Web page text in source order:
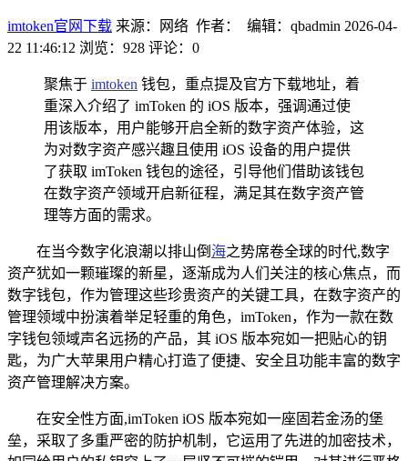
imtoken官网下载 来源：网络 作者： 编辑：qbadmin 2026-04-
22 11:46:12 浏览：928 评论：0
聚焦于 imtoken 钱包，重点提及官方下载地址，着
重深入介绍了 imToken 的 iOS 版本，强调通过使
用该版本，用户能够开启全新的数字资产体验，这
为对数字资产感兴趣且使用 iOS 设备的用户提供
了获取 imToken 钱包的途径，引导他们借助该钱包
在数字资产领域开启新征程，满足其在数字资产管
理等方面的需求。
在当今数字化浪潮以排山倒 海之势席卷全球的时代,数字
资产犹如一颗璀璨的新星，逐渐成为人们关注的核心焦点，而
数字钱包，作为管理这些珍贵资产的关键工具，在数字资产的
管理领域中扮演着举足轻重的角色，imToken，作为一款在数
字钱包领域声名远扬的产品，其 iOS 版本宛如一把贴心的钥
匙，为广大苹果用户精心打造了便捷、安全且功能丰富的数字
资产管理解决方案。
在安全性方面,imToken iOS 版本宛如一座固若金汤的堡
垒，采取了多重严密的防护机制，它运用了先进的加密技术，